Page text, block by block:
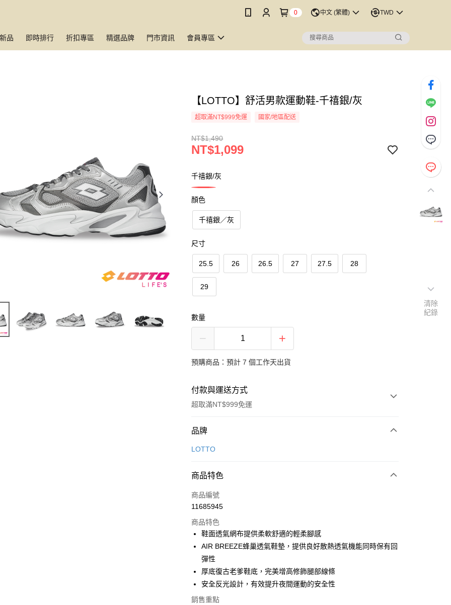
0 中文 (繁體) TWD
品 即時排行 折扣專區 精選品牌 門市資訊 會員專區
【LOTTO】舒活男款運動鞋-千禧銀/灰
超取滿NT$999免運 國家/地區配送
NT$1,490
NT$1,099
千禧銀/灰
顏色
千禧銀／灰
尺寸
25.5 26 26.5 27 27.5 28
29
數量
預購商品：預計 7 個工作天出貨
付款與運送方式
超取滿NT$999免運
付款方式
信用卡一次付款
Apple Pay
街口支付
Google Pay
全盈+PAY
AFTEE先享後付
品牌
LOTTO
商品特色
商品編號
11685945
商品特色
鞋面透氣網布提供柔軟舒適的輕柔腳感
AIR BREEZE蜂巢透氣鞋墊，提供良好散熱透氣機能同時保有回
彈性
厚底復古老爹鞋底，完美增高修飾腿部線條
安全反光設計，有效提升夜間運動的安全性
銷售重點
清除
紀錄